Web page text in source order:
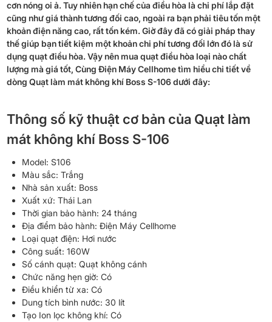
cơn nóng oi ả. Tuy nhiên hạn chế của điều hòa là chi phí lắp đặt
cũng như giá thành tương đối cao, ngoài ra bạn phải tiêu tốn một
khoản điện năng cao, rất tốn kém. Giờ đây đã có giải pháp thay
thế giúp bạn tiết kiệm một khoản chi phí tương đối lớn đó là sử
dụng quạt điều hòa. Vậy nên mua quạt điều hòa loại nào chất
lượng mà giá tốt, Cùng Điện Máy Cellhome tìm hiểu chi tiết về
dòng Quạt làm mát không khí Boss S-106 dưới đây:
Thông số kỹ thuật cơ bản của Quạt làm
mát không khí Boss S-106
Model: S106
Màu sắc: Trắng
Nhà sản xuất: Boss
Xuất xứ: Thái Lan
Thời gian bảo hành: 24 tháng
Địa điểm bảo hành: Điện Máy Cellhome
Loại quạt điện: Hơi nước
Công suất: 160W
Số cánh quạt: Quạt không cánh
Chức năng hẹn giờ: Có
Điều khiển từ xa: Có
Dung tích bình nước: 30 lít
Tạo Ion lọc không khí: Có